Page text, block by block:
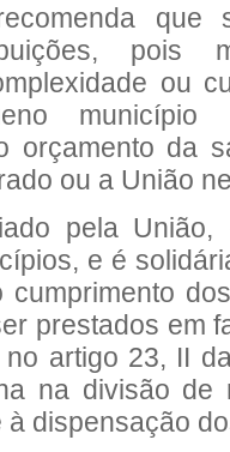
que
pois
ou
município
orçamento da
ou a União
pela União,
e é
prestados em
artigo 23, II
na divisão de
dispensação